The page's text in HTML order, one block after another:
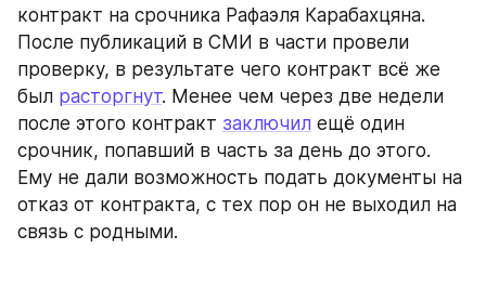
контракт на срочника Рафаэля Карабахцяна.
После публикаций в СМИ в части провели
проверку, в результате чего контракт всё же
был расторгнут. Менее чем через две недели
после этого контракт заключил ещё один
срочник, попавший в часть за день до этого.
Ему не дали возможность подать документы на
отказ от контракта, с тех пор он не выходил на
связь с родными.